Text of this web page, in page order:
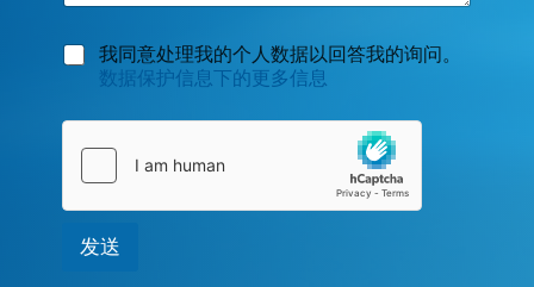
数
护
我同意处理我的个人数据以回答我的询问。
数据保护信息下的更多信息
发送